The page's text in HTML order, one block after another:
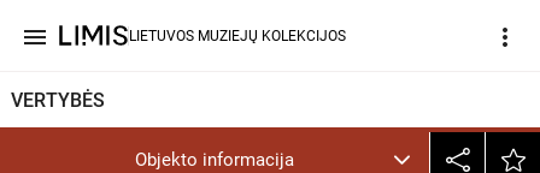
menu LIETUVOS MUZIEJŲ KOLEKCIJOS more_vert
VERTYBĖS
Objekto informacija